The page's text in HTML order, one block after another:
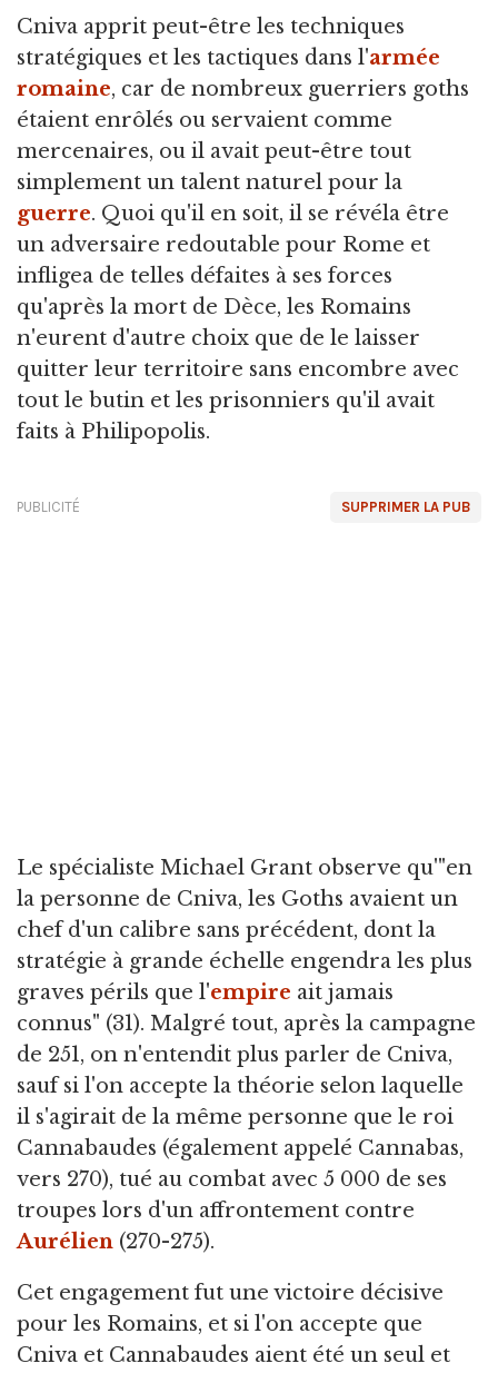
Cniva apprit peut-être les techniques
stratégiques et les tactiques dans l'armée
romaine, car de nombreux guerriers goths
étaient enrôlés ou servaient comme
mercenaires, ou il avait peut-être tout
simplement un talent naturel pour la
guerre. Quoi qu'il en soit, il se révéla être
un adversaire redoutable pour Rome et
infligea de telles défaites à ses forces
qu'après la mort de Dèce, les Romains
n'eurent d'autre choix que de le laisser
quitter leur territoire sans encombre avec
tout le butin et les prisonniers qu'il avait
faits à Philipopolis.
SUPPRIMER LA PUB
PUBLICITÉ
Le spécialiste Michael Grant observe qu'"en
la personne de Cniva, les Goths avaient un
chef d'un calibre sans précédent, dont la
stratégie à grande échelle engendra les plus
graves périls que l'empire ait jamais
connus" (31). Malgré tout, après la campagne
de 251, on n'entendit plus parler de Cniva,
sauf si l'on accepte la théorie selon laquelle
il s'agirait de la même personne que le roi
Cannabaudes (également appelé Cannabas,
vers 270), tué au combat avec 5 000 de ses
troupes lors d'un affrontement contre
Aurélien (270-275).
Cet engagement fut une victoire décisive
pour les Romains, et si l'on accepte que
Cniva et Cannabaudes aient été un seul et